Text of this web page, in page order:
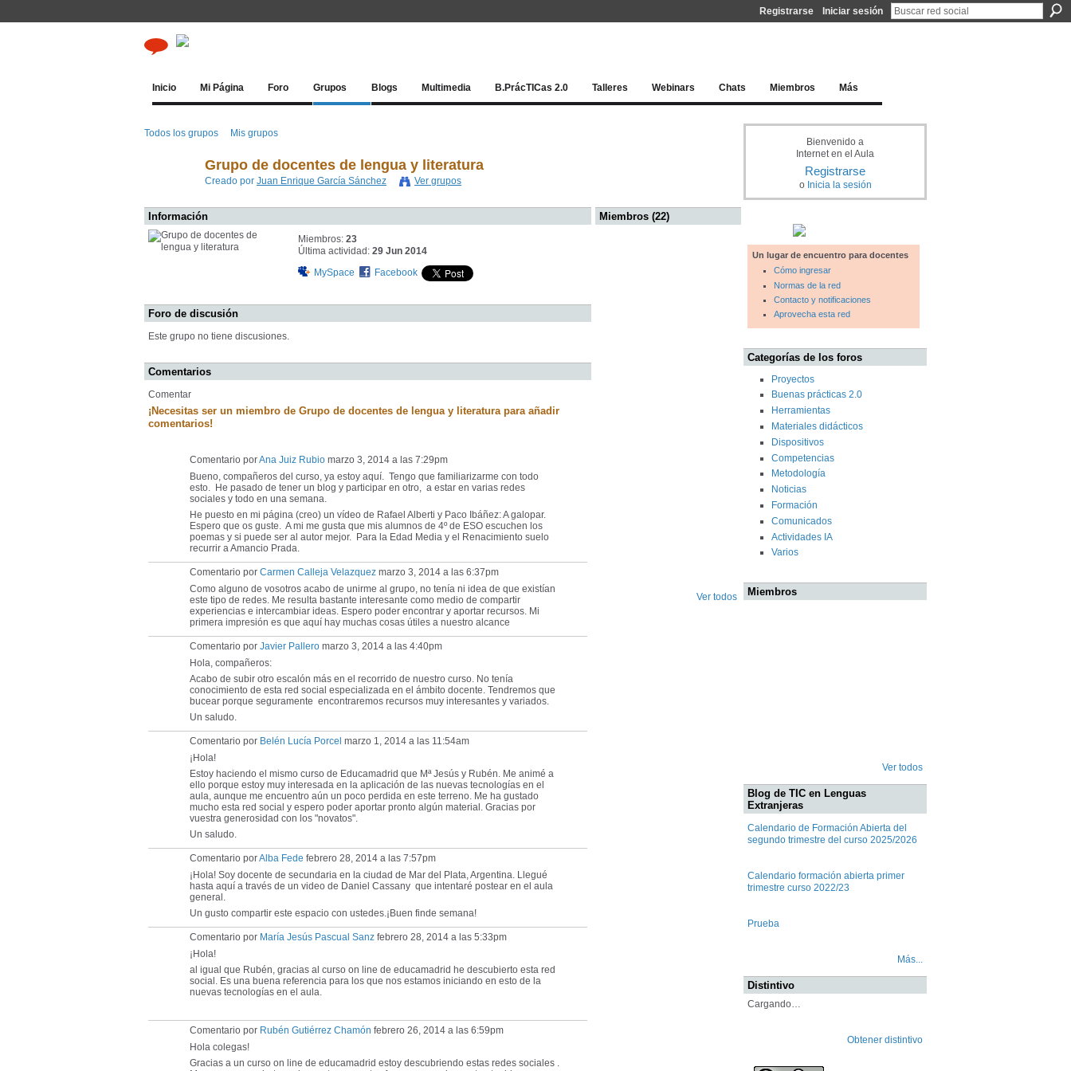
Registrarse Iniciar sesión
Inicio Mi Página Foro Grupos Blogs Multimedia B.PrácTICas 2.0 Talleres Webinars Chats Miembros Más
Todos los grupos Mis grupos
Grupo de docentes de lengua y literatura
Creado por Juan Enrique García Sánchez Ver grupos
Información
Miembros: 23
Última actividad: 29 Jun 2014
MySpace
Facebook
Foro de discusión
Este grupo no tiene discusiones.
Comentarios
Comentar
¡Necesitas ser un miembro de Grupo de docentes de lengua y literatura para añadir
comentarios!
Comentario porAna Juiz Rubio marzo 3, 2014 a las 7:29pm
Bueno, compañeros del curso, ya estoy aquí. Tengo que familiarizarme con todo
esto. He pasado de tener un blog y participar en otro, a estar en varias redes
sociales y todo en una semana.
He puesto en mi página (creo) un vídeo de Rafael Alberti y Paco Ibáñez: A galopar.
Espero que os guste. A mi me gusta que mis alumnos de 4º de ESO escuchen los
poemas y si puede ser al autor mejor. Para la Edad Media y el Renacimiento suelo
recurrir a Amancio Prada.
Comentario por Carmen Calleja Velazquez marzo 3, 2014 a las 6:37pm
Como alguno de vosotros acabo de unirme al grupo, no tenía ni idea de que existían
este tipo de redes. Me resulta bastante interesante como medio de compartir
experiencias e intercambiar ideas. Espero poder encontrar y aportar recursos. Mi
primera impresión es que aquí hay muchas cosas útiles a nuestro alcance
Comentario por Javier Pallero marzo 3, 2014 a las 4:40pm
Hola, compañeros:
Acabo de subir otro escalón más en el recorrido de nuestro curso. No tenía
conocimiento de esta red social especializada en el ámbito docente. Tendremos que
bucear porque seguramente encontraremos recursos muy interesantes y variados.
Un saludo.
Comentario por Belén Lucía Porcel marzo 1, 2014 a las 11:54am
¡Hola!
Estoy haciendo el mismo curso de Educamadrid que Mª Jesús y Rubén. Me animé a
ello porque estoy muy interesada en la aplicación de las nuevas tecnologías en el
aula, aunque me encuentro aún un poco perdida en este terreno. Me ha gustado
mucho esta red social y espero poder aportar pronto algún material. Gracias por
vuestra generosidad con los "novatos".
Un saludo.
Comentario porAlba Fede febrero 28, 2014 a las 7:57pm
¡Hola! Soy docente de secundaria en la ciudad de Mar del Plata, Argentina. Llegué
hasta aquí a través de un video de Daniel Cassany que intentaré postear en el aula
general.
Un gusto compartir este espacio con ustedes.¡Buen finde semana!
Comentario por María Jesús Pascual Sanz febrero 28, 2014 a las 5:33pm
¡Hola!
al igual que Rubén, gracias al curso on line de educamadrid he descubierto esta red
social. Es una buena referencia para los que nos estamos iniciando en esto de la
nuevas tecnologías en el aula.
Comentario por Rubén Gutiérrez Chamón febrero 26, 2014 a las 6:59pm
Hola colegas!
Gracias a un curso on line de educamadrid estoy descubriendo estas redes sociales .
Miembros (22)
Ver todos
Bienvenido a
Internet en el Aula
Registrarse
o Inicia la sesión
Un lugar de encuentro para docentes
Cómo ingresar
Normas de la red
Contacto y notificaciones
Aprovecha esta red
Categorías de los foros
Proyectos
Buenas prácticas 2.0
Herramientas
Materiales didácticos
Dispositivos
Competencias
Metodología
Noticias
Formación
Comunicados
Actividades IA
Varios
Miembros
Ver todos
Blog de TIC en Lenguas
Extranjeras
Calendario de Formación Abierta del
segundo trimestre del curso 2025/2026
Calendario formación abierta primer
trimestre curso 2022/23
Prueba
Más...
Distintivo
Cargando…
Obtener distintivo